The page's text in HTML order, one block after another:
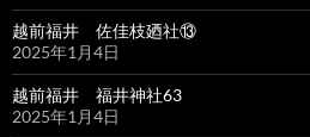
越前福井 佐佳枝廼社⑬
2025年1月4日
越前福井 福井神社63
2025年1月4日